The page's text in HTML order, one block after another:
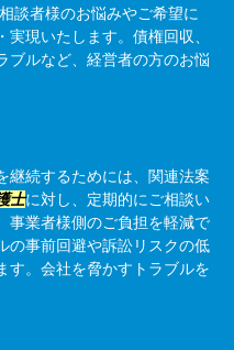
談者様のお悩みやご希望に
現いたします。債権回収、
ブルなど、経営者の方のお悩
継続するためには、関連法案
士に対し、定期的にご相談い
事業者様側のご負担を軽減で
の事前回避や訴訟リスクの低
す。会社を脅かすトラブルを